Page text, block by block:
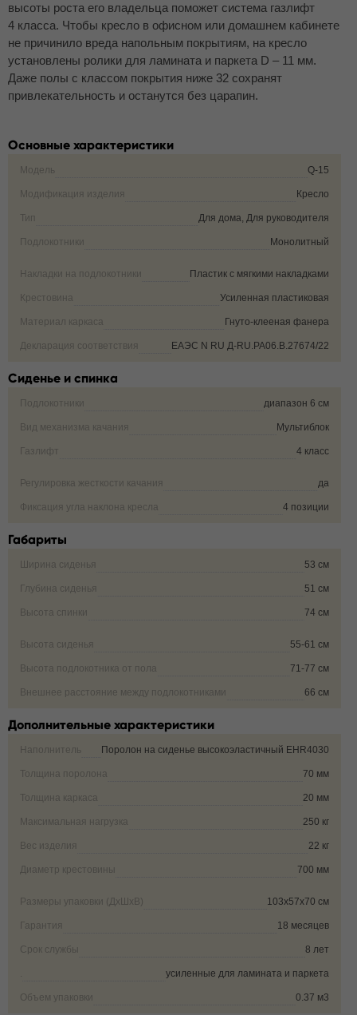
высоты роста его владельца поможет система газлифт
4 класса. Чтобы кресло в офисном или домашнем кабинете
не причинило вреда напольным покрытиям, на кресло
установлены ролики для ламината и паркета D – 11 мм.
Даже полы с классом покрытия ниже 32 сохранят
привлекательность и останутся без царапин.
Основные характеристики
Модель Q-15
Модификация изделия Кресло
Тип Для дома, Для руководителя
Подлокотники Монолитный
Накладки на подлокотники Пластик с мягкими накладками
Крестовина Усиленная пластиковая
Материал каркаса Гнуто-клееная фанера
Декларация соответствия ЕАЭС N RU Д-RU.РА06.В.27674/22
Сиденье и спинка
Подлокотники диапазон 6 см
Вид механизма качания Мультиблок
Газлифт 4 класс
Регулировка жесткости качания да
Фиксация угла наклона кресла 4 позиции
Габариты
Ширина сиденья 53 см
Глубина сиденья 51 см
Высота спинки 74 см
Высота сиденья 55-61 см
Высота подлокотника от пола 71-77 см
Внешнее расстояние между подлокотниками 66 см
Дополнительные характеристики
Наполнитель Поролон на сиденье высокоэластичный EHR4030
Толщина поролона 70 мм
Толщина каркаса 20 мм
Максимальная нагрузка 250 кг
Вес изделия 22 кг
Диаметр крестовины 700 мм
Размеры упаковки (ДxШxВ) 103x57x70 см
Гарантия 18 месяцев
Срок службы 8 лет
. усиленные для ламината и паркета
Объем упаковки 0.37 м3